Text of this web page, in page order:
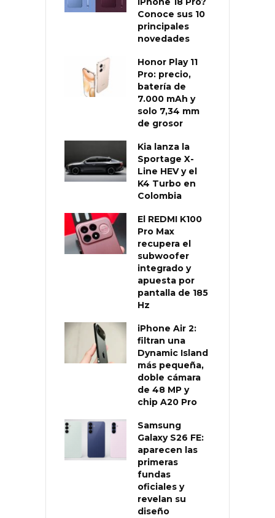
Conoce sus 10
principales
novedades
Honor Play 11
Pro: precio,
batería de
7.000 mAh y
solo 7,34 mm
de grosor
Kia lanza la
Sportage X-
Line HEV y el
K4 Turbo en
Colombia
El REDMI K100
Pro Max
recupera el
subwoofer
integrado y
apuesta por
pantalla de 185
Hz
iPhone Air 2:
filtran una
Dynamic Island
más pequeña,
doble cámara
de 48 MP y
chip A20 Pro
Samsung
Galaxy S26 FE:
aparecen las
primeras
fundas
oficiales y
revelan su
diseño